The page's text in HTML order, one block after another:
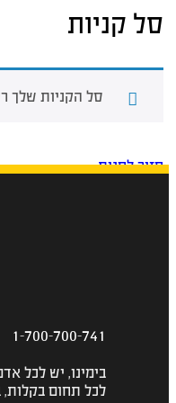
סל קניות
סל הקניות שלך
חזור לחנות
1-700-700-741
בימינו, יש לכל
לכל תחום בקלות,